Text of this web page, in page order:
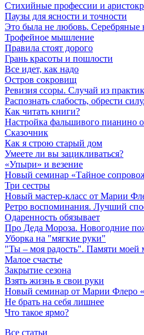
Стихийные профессии и
Паузы для ясности и точности
Это была не любовь. Серебряные
Трофейное мышление
Правила стоят дорого
Грань красоты и пошлости
Все идет, как надо
Остров сокровищ
Ревизия ссоры. Случай из
Распознать слабость, обрести
Как читать книги?
Настройка фальшивого пианино
Сказочник
Как я строю старый дом
Умеете ли вы зацикливаться?
«Упыри» и везение
Новый семинар «Тайное
Три сестры
Новый мастер-класс от Марии
Ретро воспоминания. Лучший
Одаренность обязывает
Про Деда Мороза. Новогодние
Уборка на "мягкие руки"
"Ты – моя радость". Памяти моей
Малое счастье
Закрытие сезона
Взять жизнь в свои руки
Новый семинар от Марии Флеро
Не брать на себя лишнее
Что такое ярмо?
Все статьи